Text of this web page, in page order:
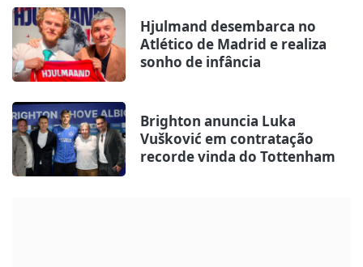
Hjulmand desembarca no
Atlético de Madrid e realiza
sonho de infância
Brighton anuncia Luka
Vušković em contratação
recorde vinda do Tottenham